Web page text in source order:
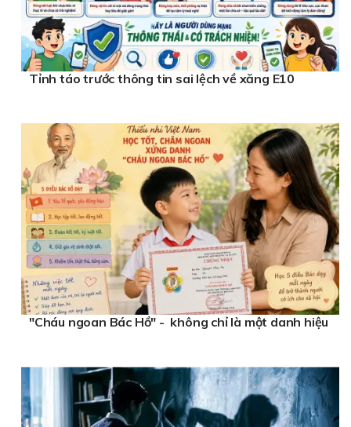
Tỉnh táo trước thông tin sai lệch về xăng E10
"Cháu ngoan Bác Hồ" - không chỉ là một danh hiệu